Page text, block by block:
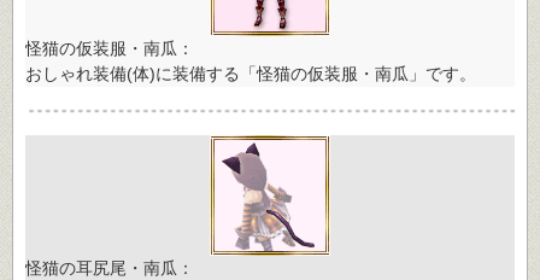
怪猫の仮装服・南瓜：
おしゃれ装備(体)に装備する「怪猫の仮装服・南瓜」です。
怪猫の耳尻尾・南瓜：